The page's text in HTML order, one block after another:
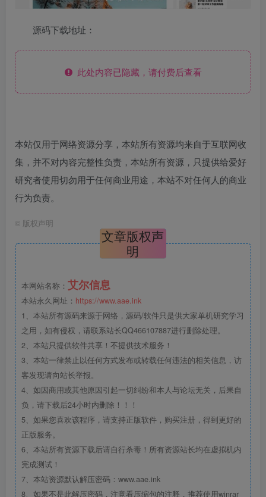
源码下载地址：
此处内容已隐藏，请付费后查看
本站仅用于网络资源分享，本站所有资源均来自于互联网收
集，并不对内容完整性负责，本站所有资源，只提供给爱好
研究者使用切勿用于任何商业用途，本站不对任何人的商业
行为负责。
© 版权声明
文章版权声
明
本网站名称： 艾尔信息
本站永久网址： https://www.aae.ink
1、本站所有源码来源于网络，源码/软件只是供大家单机研究学习
之用，如有侵权，请联系站长QQ466107887进行删除处理。
2、本站只提供软件共享！不提供技术服务！
3、本站一律禁止以任何方式发布或转载任何违法的相关信息，访
客发现请向站长举报。
4、如因商用或其他原因引起一切纠纷和本人与论坛无关，后果自
负，请下载后24小时内删除！！！
5、如果您喜欢该程序，请支持正版软件，购买注册，得到更好的
正版服务。
6、本站所有资源下载后请自行杀毒！所有资源站长均在虚拟机内
完成测试！
7、本站资源默认解压密码：www.aae.ink
8、如果不是此解压密码，注意看压缩包的注释，推荐使用winrar